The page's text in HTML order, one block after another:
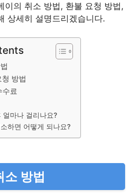
이의 취소 방법, 환불 요청 방법,
상세히 설명드리겠습니다.
방법
수료
얼마나 걸리나요?
하면 어떻게 되나요?
소 방법